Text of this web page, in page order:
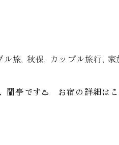
ル旅, 秋保, カップル旅行,家
蘭亭です♨️ お宿の詳細は